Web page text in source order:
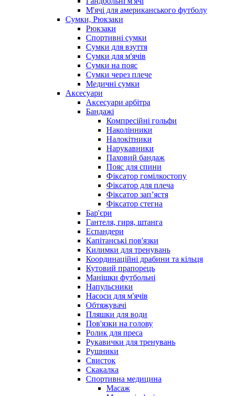
М'ячі для американського футболу
Сумки, Рюкзаки
Рюкзаки
Спортивні сумки
Сумки для взуття
Сумки для м'ячів
Сумки на пояс
Сумки через плече
Медичні сумки
Аксесуари
Аксесуари арбітра
Бандажі
Компресійні гольфи
Наколінники
Налокітники
Нарукавники
Паховий бандаж
Пояс для спини
Фіксатор гомілкостопу
Фіксатор для плеча
Фіксатор запʼястя
Фіксатор стегна
Бар'єри
Гантеля, гиря, штанга
Еспандери
Капітанські пов'язки
Килимки для тренувань
Координаційні драбини та кільця
Кутовий прапорець
Манішки футбольні
Напульсники
Насоси для м'ячів
Обтяжувачі
Пляшки для води
Пов'язки на голову
Ролик для преса
Рукавички для тренувань
Рушники
Свисток
Скакалка
Спортивна медицина
Масаж